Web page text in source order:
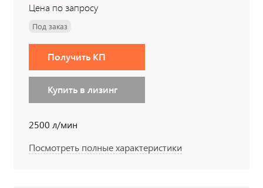
Цена по запросу
Под заказ
Получить КП
Купить в лизинг
2500 л/мин
Посмотреть полные характеристики